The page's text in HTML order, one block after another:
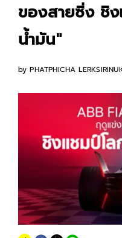
ของสายซิ่ง ชิ
น้ำมัน"
by PHATPHICHA